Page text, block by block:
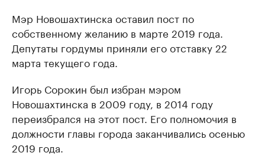
Мэр Новошахтинска оставил пост по
собственному желанию в марте 2019 года.
Депутаты гордумы приняли его отставку 22
марта текущего года.
Игорь Сорокин был избран мэром
Новошахтинска в 2009 году, в 2014 году
переизбрался на этот пост. Его полномочия в
должности главы города заканчивались осенью
2019 года.